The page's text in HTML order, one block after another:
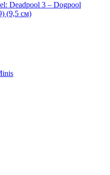
Deadpool 3 – Dogpool
(9,5 см)